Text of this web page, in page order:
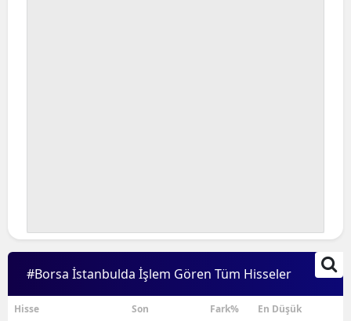
#Borsa İstanbulda İşlem Gören Tüm Hisseler
Hisse Son Fark% En Düşük